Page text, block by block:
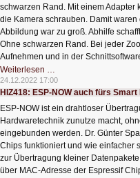
schwarzen Rand. Mit einem Adapter
die Kamera schrauben. Damit
Abbildung war zu groß. Abhilfe
Ohne schwarzen Rand. Bei jeder
Aufnehmen und in der
Weiterlesen …
Abenteuer
CCTV-
Kamera
24.12.2022 17:00
HIZ418: ESP-NOW auch fürs Smart
ESP-NOW ist ein drahtloser
Hardwaretechnik zunutze macht,
eingebunden werden. Dr. Günter
Chips funktioniert und wie einfacher
zur Übertragung kleiner
über MAC-Adresse der Espressif